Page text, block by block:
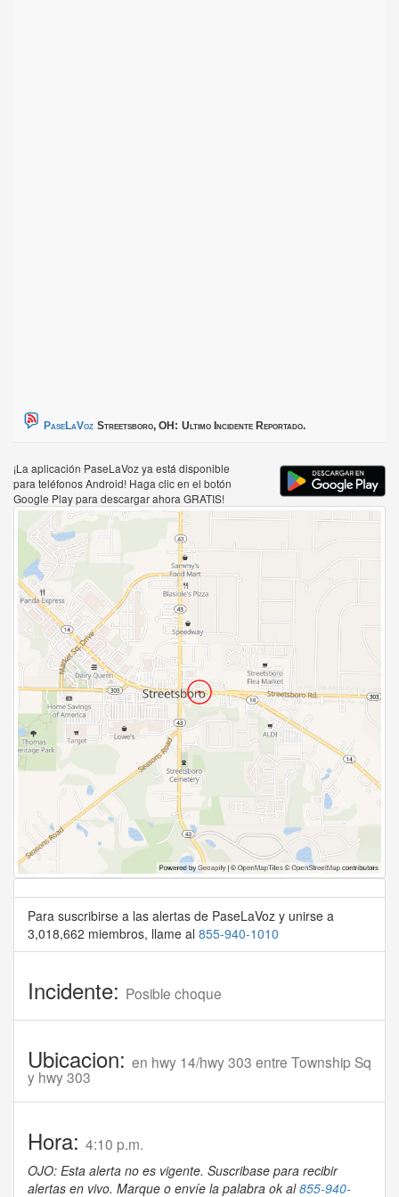
PaseLaVoz Streetsboro, OH: Ultimo Incidente Reportado.
¡La aplicación PaseLaVoz ya está disponible
para teléfonos Android! Haga clic en el botón
Google Play para descargar ahora GRATIS!
Para suscribirse a las alertas de PaseLaVoz y unirse a
3,018,662 miembros, llame al 855-940-1010
Incidente: Posible choque
Ubicacion: en hwy 14/hwy 303 entre Township Sq
y hwy 303
Hora: 4:10 p.m.
OJO: Esta alerta no es vigente. Suscribase para recibir
alertas en vivo. Marque o envíe la palabra ok al855-940-